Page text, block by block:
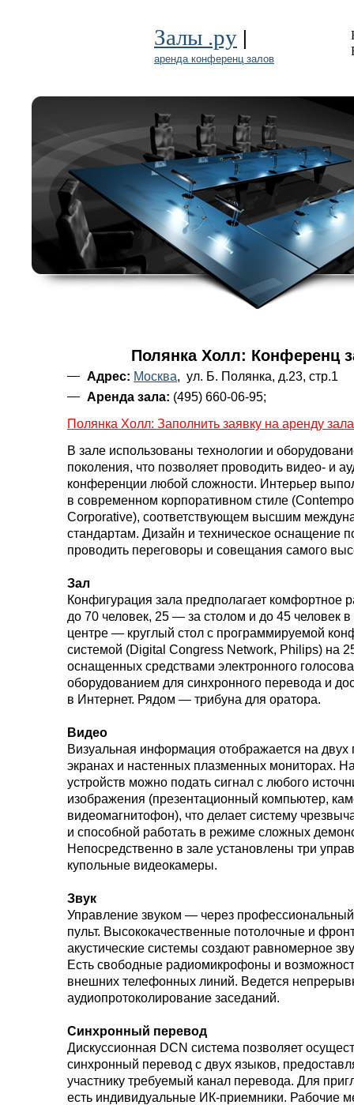
Залы .ру |
аренда конференц залов
Полянка Холл: Конференц
Адрес: Москва, ул. Б. Полянка, д.23, стр.1
Аренда зала: (495) 660-06-95;
Полянка Холл: Заполнить заявку на аренду зала
В зале использованы технологии и
поколения, что позволяет проводить видео- и
конференции любой сложности. Интерьер
в современном корпоративном стиле
Corporative), соответствующем высшим
стандартам. Дизайн и техническое оснащение
проводить переговоры и совещания самого
Зал
Конфигурация зала предполагает комфортное
до 70 человек, 25 — за столом и до 45 человек
центре — круглый стол с программируемой
системой (Digital Congress Network, Philips) на
оснащенных средствами электронного
оборудованием для синхронного перевода и
в Интернет. Рядом — трибуна для оратора.
Видео
Визуальная информация отображается на двух
экранах и настенных плазменных мониторах.
устройств можно подать сигнал с любого
изображения (презентационный компьютер,
видеомагнитофон), что делает систему
и способной работать в режиме сложных
Непосредственно в зале установлены три
купольные видеокамеры.
Звук
Управление звуком — через
пульт. Высококачественные потолочные и
акустические системы создают равномерное
Есть свободные радиомикрофоны и
внешних телефонных линий. Ведется
аудиопротоколирование заседаний.
Синхронный перевод
Дискуссионная DCN система позволяет
синхронный перевод с двух языков,
участнику требуемый канал перевода. Для
есть индивидуальные ИК-приемники. Рабочие